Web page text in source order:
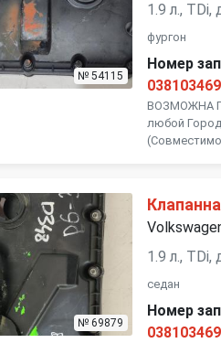
№ 54115
1.9 л., TDi,
фургон
Номер
ВОЗМОЖНА
любой
№ 69879
1.9 л., TDi,
седан
Номер